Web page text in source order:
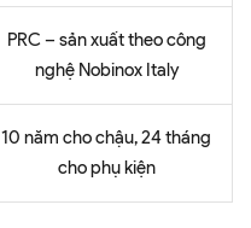
PRC – sản xuất theo công
nghệ Nobinox Italy
10 năm cho chậu, 24 tháng
cho phụ kiện